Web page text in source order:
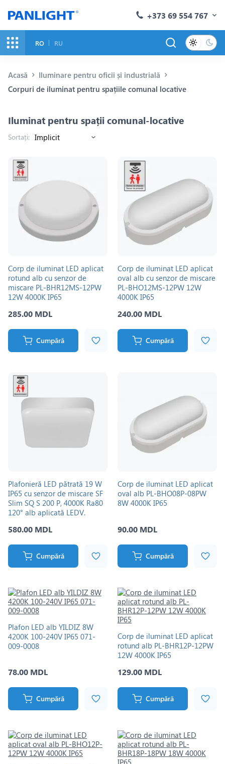
+373 69 554 767
RO RU
Acasă
Iluminare pentru oficii și industrială
Corpuri de iluminat pentru spațiile comunal locative
Iluminat pentru spații comunal-locative
Sortați:
Corp de iluminat LED aplicat
rotund alb cu senzor de
miscare PL-BHR12MS-12PW
12W 4000K IP65
285.00 MDL
Cumpără
Corp de iluminat LED aplicat
oval alb cu senzor de miscare
PL-BHO12MS-12PW 12W
4000K IP65
240.00 MDL
Cumpără
Plafonieră LED pătrată 19 W
IP65 cu senzor de miscare SF
Slim SQ S 200 P, 4000K Ra80
120° alb aplicată LEDV.
580.00 MDL
Cumpără
Corp de iluminat LED aplicat
oval alb PL-BHO08P-08PW
8W 4000K IP65
90.00 MDL
Cumpără
Plafon LED alb YILDIZ 8W
4200K 100-240V IP65 071-
009-0008
78.00 MDL
Cumpără
Corp de iluminat LED aplicat
rotund alb PL-BHR12P-12PW
12W 4000K IP65
129.00 MDL
Cumpără